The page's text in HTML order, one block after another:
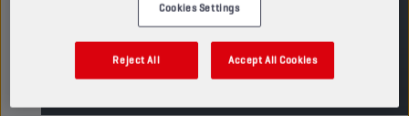
TDS MSDS
Cookies Settings
Reject All Accept All Cookies